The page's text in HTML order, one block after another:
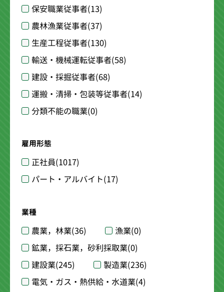
保安職業従事者(13)
農林漁業従事者(37)
生産工程従事者(130)
輸送・機械運転従事者(58)
建設・採掘従事者(68)
運搬・清掃・包装等従事者(14)
分類不能の職業(0)
雇用形態
正社員(1017)
パート・アルバイト(17)
業種
農業，林業(36) 漁業(0)
鉱業，採石業，砂利採取業(0)
建設業(245) 製造業(236)
電気・ガス・熱供給・水道業(4)